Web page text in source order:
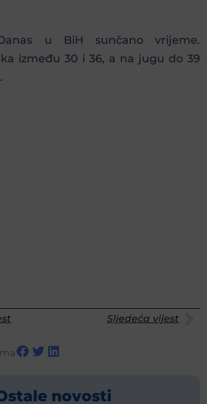
u BiH sunčano vrijeme.
između 30 i 36, a na jugu do 39
Sljedeća vijest
novosti